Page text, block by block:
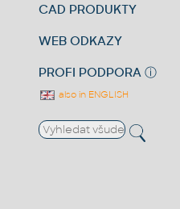
CAD PRODUKTY
WEB ODKAZY
PROFI PODPORA ⓘ
also in ENGLISH